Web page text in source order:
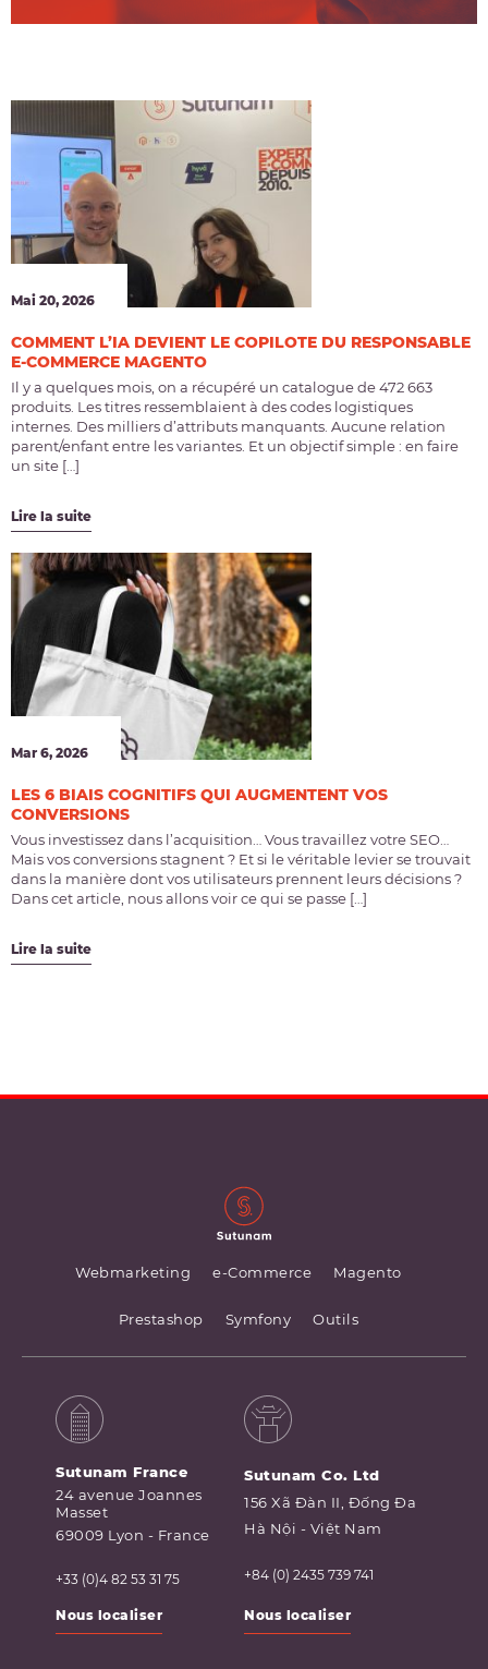
Mai 20, 2026
COMMENT L’IA DEVIENT LE COPILOTE DU RESPONSABLE
E-COMMERCE MAGENTO
Il y a quelques mois, on a récupéré un catalogue de 472 663
produits. Les titres ressemblaient à des codes logistiques
internes. Des milliers d’attributs manquants. Aucune relation
parent/enfant entre les variantes. Et un objectif simple : en faire
un site […]
Lire la suite
Mar 6, 2026
LES 6 BIAIS COGNITIFS QUI AUGMENTENT VOS
CONVERSIONS
Vous investissez dans l’acquisition… Vous travaillez votre SEO…
Mais vos conversions stagnent ? Et si le véritable levier se trouvait
dans la manière dont vos utilisateurs prennent leurs décisions ?
Dans cet article, nous allons voir ce qui se passe […]
Lire la suite
Webmarketing e-Commerce Magento
Prestashop Symfony Outils
Sutunam France
24 avenue Joannes
Masset
69009 Lyon - France
+33 (0)4 82 53 31 75
Nous localiser
Sutunam Co. Ltd
156 Xã Đàn II, Đống Đa
Hà Nội - Việt Nam
+84 (0) 2435 739 741
Nous localiser